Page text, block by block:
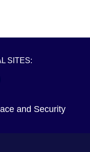
SITES:
and Security